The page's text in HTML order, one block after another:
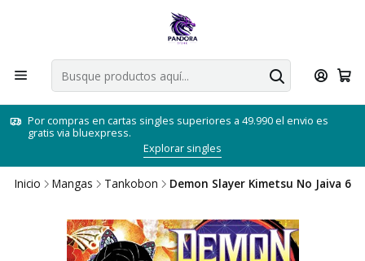
Por compras en cartas singles superiores a 49.990 el envio es
gratis via bluexpress.
Explorar singles
Inicio Mangas Tankobon Demon Slayer Kimetsu No Jaiva 6